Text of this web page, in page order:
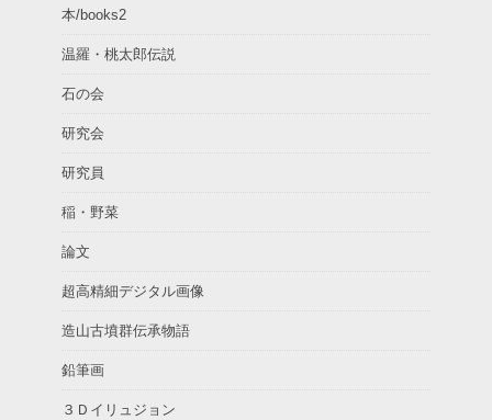
本/books2
温羅・桃太郎伝説
石の会
研究会
研究員
稲・野菜
論文
超高精細デジタル画像
造山古墳群伝承物語
鉛筆画
３Ｄイリュジョン